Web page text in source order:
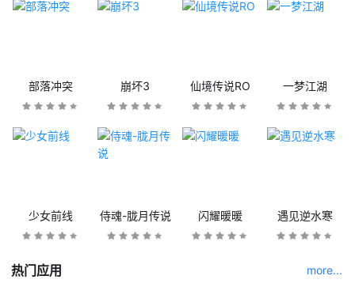
部落冲突 崩坏3 仙境传说RO 一梦江湖
少女前线 侍魂-胧月传说 闪耀暖暖 遇见逆水寒
热门应用 more...